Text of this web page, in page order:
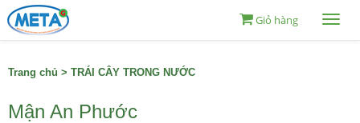
Giỏ hàng
Trang chủ > TRÁI CÂY TRONG NƯỚC
Mận An Phước